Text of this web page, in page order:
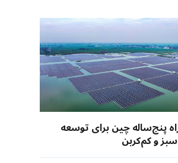
پنج‌ساله چین برای توسعه
و کم‌کربن